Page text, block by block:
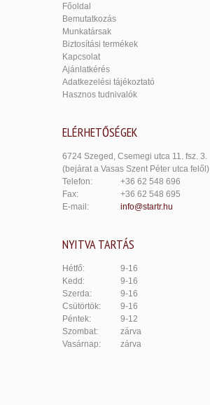
Főoldal
Bemutatkozás
Munkatársak
Biztosítási termékek
Kapcsolat
Ajánlatkérés
Adatkezelési tájékoztató
Hasznos tudnivalók
ELÉRHETŐSÉGEK
6724 Szeged, Csemegi utca 11. fsz. 3.
(bejárat a Vasas Szent Péter utca felől)
Telefon:
+36 62 548 696
Fax:
+36 62 548 695
E-mail:
info@startr.hu
NYITVA TARTÁS
Hétfő:
9-16
Kedd:
9-16
Szerda:
9-16
Csütörtök:
9-16
Péntek:
9-12
Szombat:
zárva
Vasárnap:
zárva